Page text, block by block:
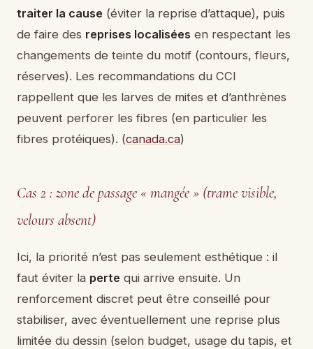
traiter la cause (éviter la reprise d’attaque), puis
de faire des reprises localisées en respectant les
changements de teinte du motif (contours, fleurs,
réserves). Les recommandations du CCI
rappellent que les larves de mites et d’anthrènes
peuvent perforer les fibres (en particulier les
fibres protéiques). (canada.ca)
Cas 2 : zone de passage « mangée » (trame visible,
velours absent)
Ici, la priorité n’est pas seulement esthétique : il
faut éviter la perte qui arrive ensuite. Un
renforcement discret peut être conseillé pour
stabiliser, avec éventuellement une reprise plus
limitée du dessin (selon budget, usage du tapis, et